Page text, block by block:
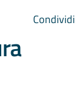
Condividi